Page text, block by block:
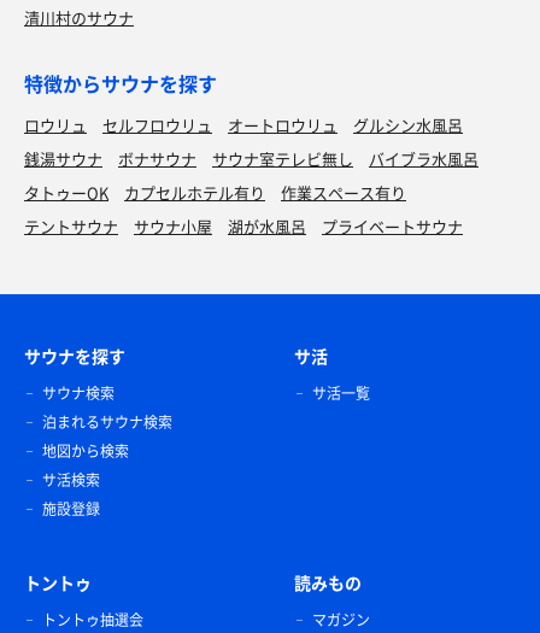
清川村のサウナ
特徴からサウナを探す
ロウリュ セルフロウリュ オートロウリュ
グルシン水風呂
銭湯サウナ
ボナサウナ サウナ室テレビ無し
バイブラ水風呂
タトゥーOK
カプセルホテル有り
作業スペース有り
テントサウナ
サウナ小屋 湖が水風呂 プライベートサウナ
サウナを探す
サウナ検索
泊まれるサウナ検索
地図から検索
サ活検索
施設登録
サ活
サ活一覧
トントゥ
トントゥ抽選会
読みもの
マガジン